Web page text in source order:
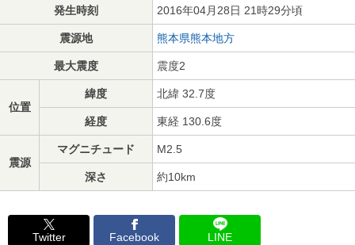
発生時刻 2016年04月28日 21時29分頃
震源地 熊本県熊本地方
最大震度 震度2
位置
緯度 北緯 32.7度
経度 東経 130.6度
震源
マグニチュード M2.5
深さ 約10km
Twitter Facebook LINE